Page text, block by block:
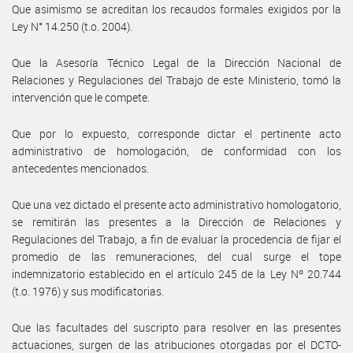
Que asimismo se acreditan los recaudos formales exigidos por la
Ley N° 14.250 (t.o. 2004).
Que la Asesoría Técnico Legal de la Dirección Nacional de
Relaciones y Regulaciones del Trabajo de este Ministerio, tomó la
intervención que le compete.
Que por lo expuesto, corresponde dictar el pertinente acto
administrativo de homologación, de conformidad con los
antecedentes mencionados.
Que una vez dictado el presente acto administrativo homologatorio,
se remitirán las presentes a la Dirección de Relaciones y
Regulaciones del Trabajo, a fin de evaluar la procedencia de fijar el
promedio de las remuneraciones, del cual surge el tope
indemnizatorio establecido en el artículo 245 de la Ley Nº 20.744
(t.o. 1976) y sus modificatorias.
Que las facultades del suscripto para resolver en las presentes
actuaciones, surgen de las atribuciones otorgadas por el DCTO-